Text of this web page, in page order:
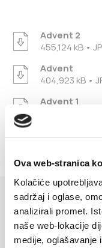
Ova web-stranica
Kolačiće
sadržaj i oglase,
analizirali promet.
naše web-lokacije
medije, oglašavanje
Advent 2
455,124 kB •
Advent
404,923 kB •
Advent 1
Otkrijte više